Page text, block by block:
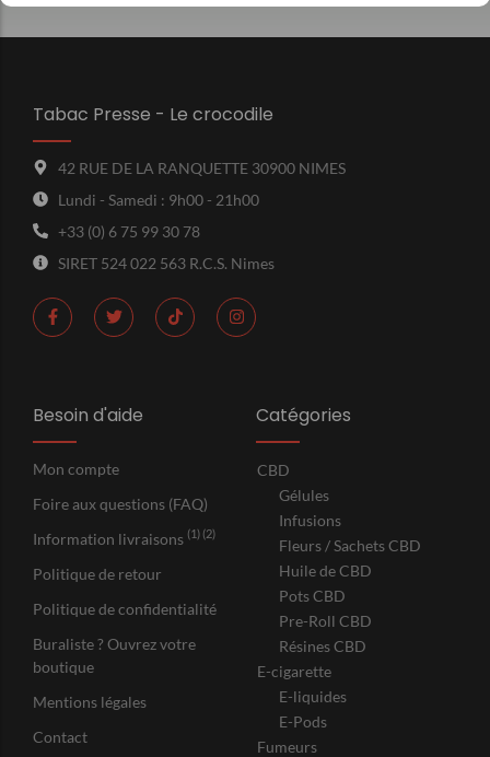
Tabac Presse - Le crocodile
42 RUE DE LA RANQUETTE 30900 NIMES
Lundi - Samedi : 9h00 - 21h00
+33 (0) 6 75 99 30 78
SIRET 524 022 563 R.C.S. Nimes
Besoin d'aide
Mon compte
Foire aux questions (FAQ)
Information livraisons (1) (2)
Politique de retour
Politique de confidentialité
Buraliste ? Ouvrez votre
boutique
Mentions légales
Contact
Catégories
CBD
Gélules
Infusions
Fleurs / Sachets CBD
Huile de CBD
Pots CBD
Pre-Roll CBD
Résines CBD
E-cigarette
E-liquides
E-Pods
Fumeurs